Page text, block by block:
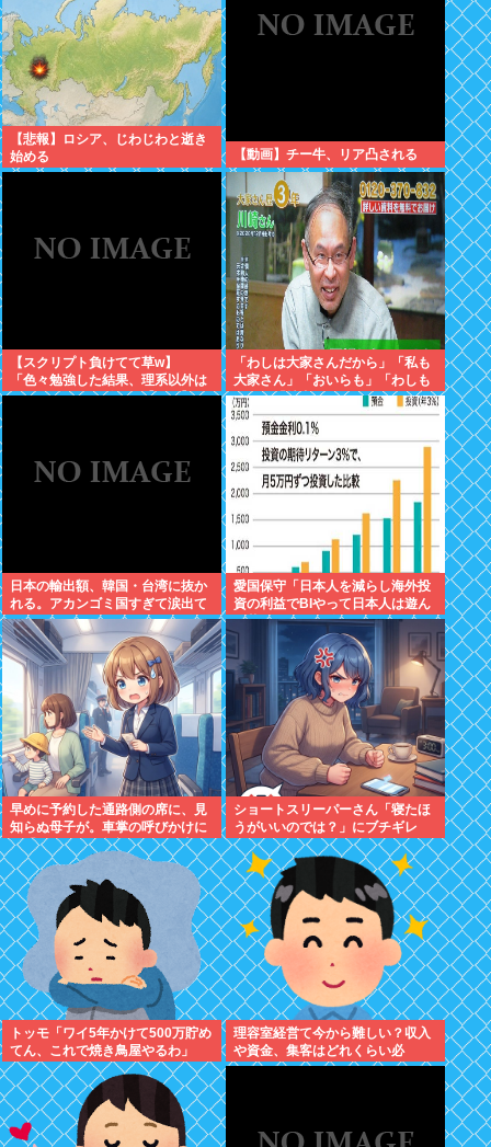
【悲報】ロシア、じわじわと逝き
始める
【動画】チー牛、リア凸される
【スクリプト負けてて草w】
「色々勉強した結果、理系以外は
エラー品だと気付いた【ガチ】」
「わしは大家さんだから」「私も
大家さん」「おいらも」「わしも
じゃ」「拙者も」こんなCMに騙
された日本人
日本の輸出額、韓国・台湾に抜か
れる。アカンゴミ国すぎて涙出て
きた…
愛国保守「日本人を減らし海外投
資の利益でBIやって日本人は遊ん
で暮らすべき。移民は不要」
早めに予約した通路側の席に、見
知らぬ母子が。車掌の呼びかけに
も「目を閉じて無視」して居座ら
れました。無理やり奪われた席
は、結局“やったもん勝ち”にな
っ...
ショートスリーパーさん「寝たほ
うがいいのでは？」にブチギレ
トッモ「ワイ5年かけて500万貯め
てん、これで焼き鳥屋やるわ」
理容室経営て今から難しい？収入
や資金、集客はどれくらい必
要？？